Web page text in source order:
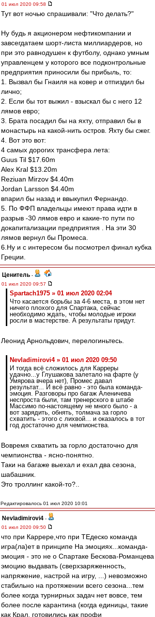
01 июл 2020 09:58
Тут вот ночью спрашивали: "Что делать?"
Ну будь я акционером нефтикомпании и
завсегдатаем шорт-листа миллиардеров, но
при это равнодушен к футболу, однако умным
управленцем у которого все подконтрольные
предприятия приносили бы прибыль, то:
1. Вызвал бы Гнаиля на ковер и отпиздил бы
лично;
2. Если бы тот выжил - взыскал бы с него 12
лямов евро;
3. Брата посадил бы на яхту, отправил бы в
монастырь на какой-нить остров. Яхту бы сжег.
4. Вот это вот:
4 самых дорогих трансфера лета:
Guus Til $17.60m
Alex Kral $13.20m
Reziuan Mirzov $4.40m
Jordan Larsson $4.40m
впарил бы назад и ввыкупил Фернандо.
5. По ФФП владельцы имеют права идти в
разрыв -30 лямов евро и какие-то пути по
докапитализации предприятия . На эти 30
лямов вернул бы Промеса.
6.Ну и с интересом бы посмотрел финал кубка
Греции.
Ценитель -
01 июл 2020 09:57
Spartach1975 » 01 июл 2020 02:04
Что касается борьбы за 4-6 места, в этом нет
ничего плохого для Спартака, сейчас
необходимо ждать, чтобы молодые игроки
росли в мастерстве. А результаты придут.
Леонид Арнольдович, перелогиньтесь.
Nevladimirovi4 » 01 июл 2020 09:50
И тогда всё сложилось для Карреры
удачно...у Глушакова залетало на фарте (у
Умярова вчера нет), Промес давал
результат... И всё равно - это была команда-
эмоция. Разговоры про багаж Аленичева
неспроста были, там тренерского в штабе
Массимо по-настоящему не много было - а
вот зарядить, обнять, толмача за горло
схватить - этого с лихвой... и оказалось в тот
год достаточно для чемпионства.
Вовремя схватить за горло достаточно для
чемпионства - ясно-понятно.
Таки на багаже выехал и ехал два сезона,
шабашник.
Это троллинг какой-то?..
Редактировалось 01 июл 2020 10:01
Nevladimirovi4 -
01 июл 2020 09:50
что при Каррере,что при ТЕдеско команда
игра(ла)ет в принципе На эмоциях...команда-
эмоция - это не о Спартаке Бескова-Романцева
эмоцию выдавать (сверхзаряженность,
напряжение, настрой на игру, ...) невозможно
стабильно на протяжении всего сезона...тем
более когда турнирных задач нет вовсе, тем
более после карантина (когда единицы, такие
как Крал, готовились как профи